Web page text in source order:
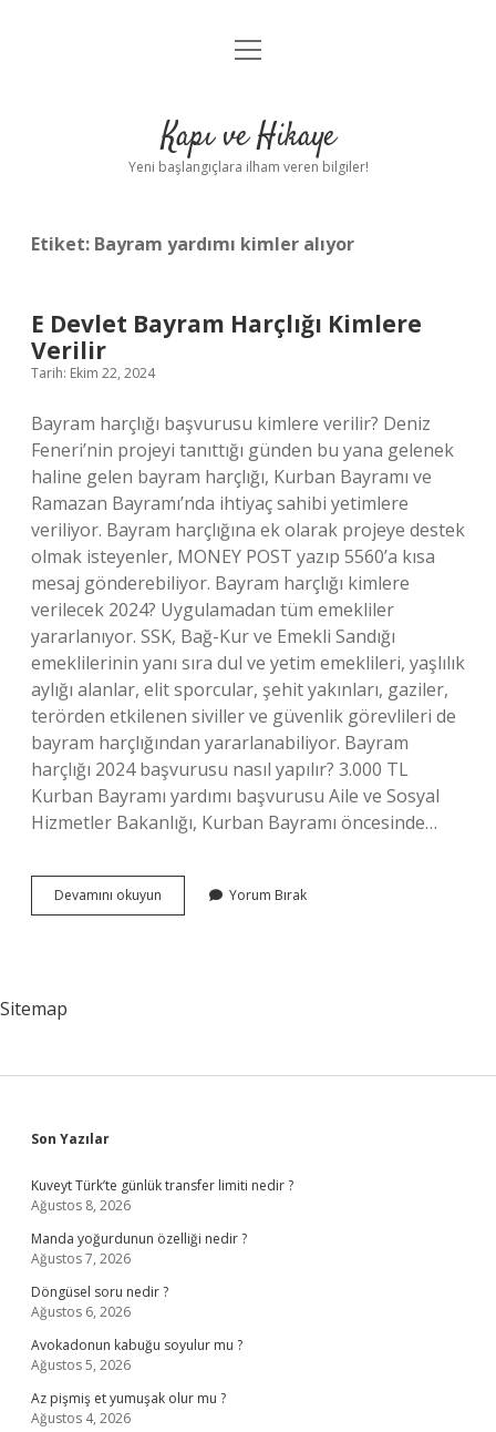
Anasayfa
Yasal Uyarı
menüyü
Kapı ve Hikaye
Yeni başlangıçlara ilham veren bilgiler!
Etiket: Bayram yardımı kimler alıyor
E Devlet Bayram Harçlığı Kimlere
Verilir
Tarih: Ekim 22, 2024
Bayram harçlığı başvurusu kimlere verilir? Deniz
Feneri’nin projeyi tanıttığı günden bu yana gelenek
haline gelen bayram harçlığı, Kurban Bayramı ve
Ramazan Bayramı’nda ihtiyaç sahibi yetimlere
veriliyor. Bayram harçlığına ek olarak projeye destek
olmak isteyenler, MONEY POST yazıp 5560’a kısa
mesaj gönderebiliyor. Bayram harçlığı kimlere
verilecek 2024? Uygulamadan tüm emekliler
yararlanıyor. SSK, Bağ-Kur ve Emekli Sandığı
emeklilerinin yanı sıra dul ve yetim emeklileri, yaşlılık
aylığı alanlar, elit sporcular, şehit yakınları, gaziler,
terörden etkilenen siviller ve güvenlik görevlileri de
bayram harçlığından yararlanabiliyor. Bayram
harçlığı 2024 başvurusu nasıl yapılır? 3.000 TL
Kurban Bayramı yardımı başvurusu Aile ve Sosyal
Hizmetler Bakanlığı, Kurban Bayramı öncesinde…
Devamını okuyun
Devlet
Yorum Bırak
Sitemap
Sidebar
Son Yazılar
Kuveyt Türk’te günlük transfer limiti nedir ?
Ağustos 8, 2026
Manda yoğurdunun özelliği nedir ?
Ağustos 7, 2026
Döngüsel soru nedir ?
Ağustos 6, 2026
Avokadonun kabuğu soyulur mu ?
Ağustos 5, 2026
Az pişmiş et yumuşak olur mu ?
Ağustos 4, 2026